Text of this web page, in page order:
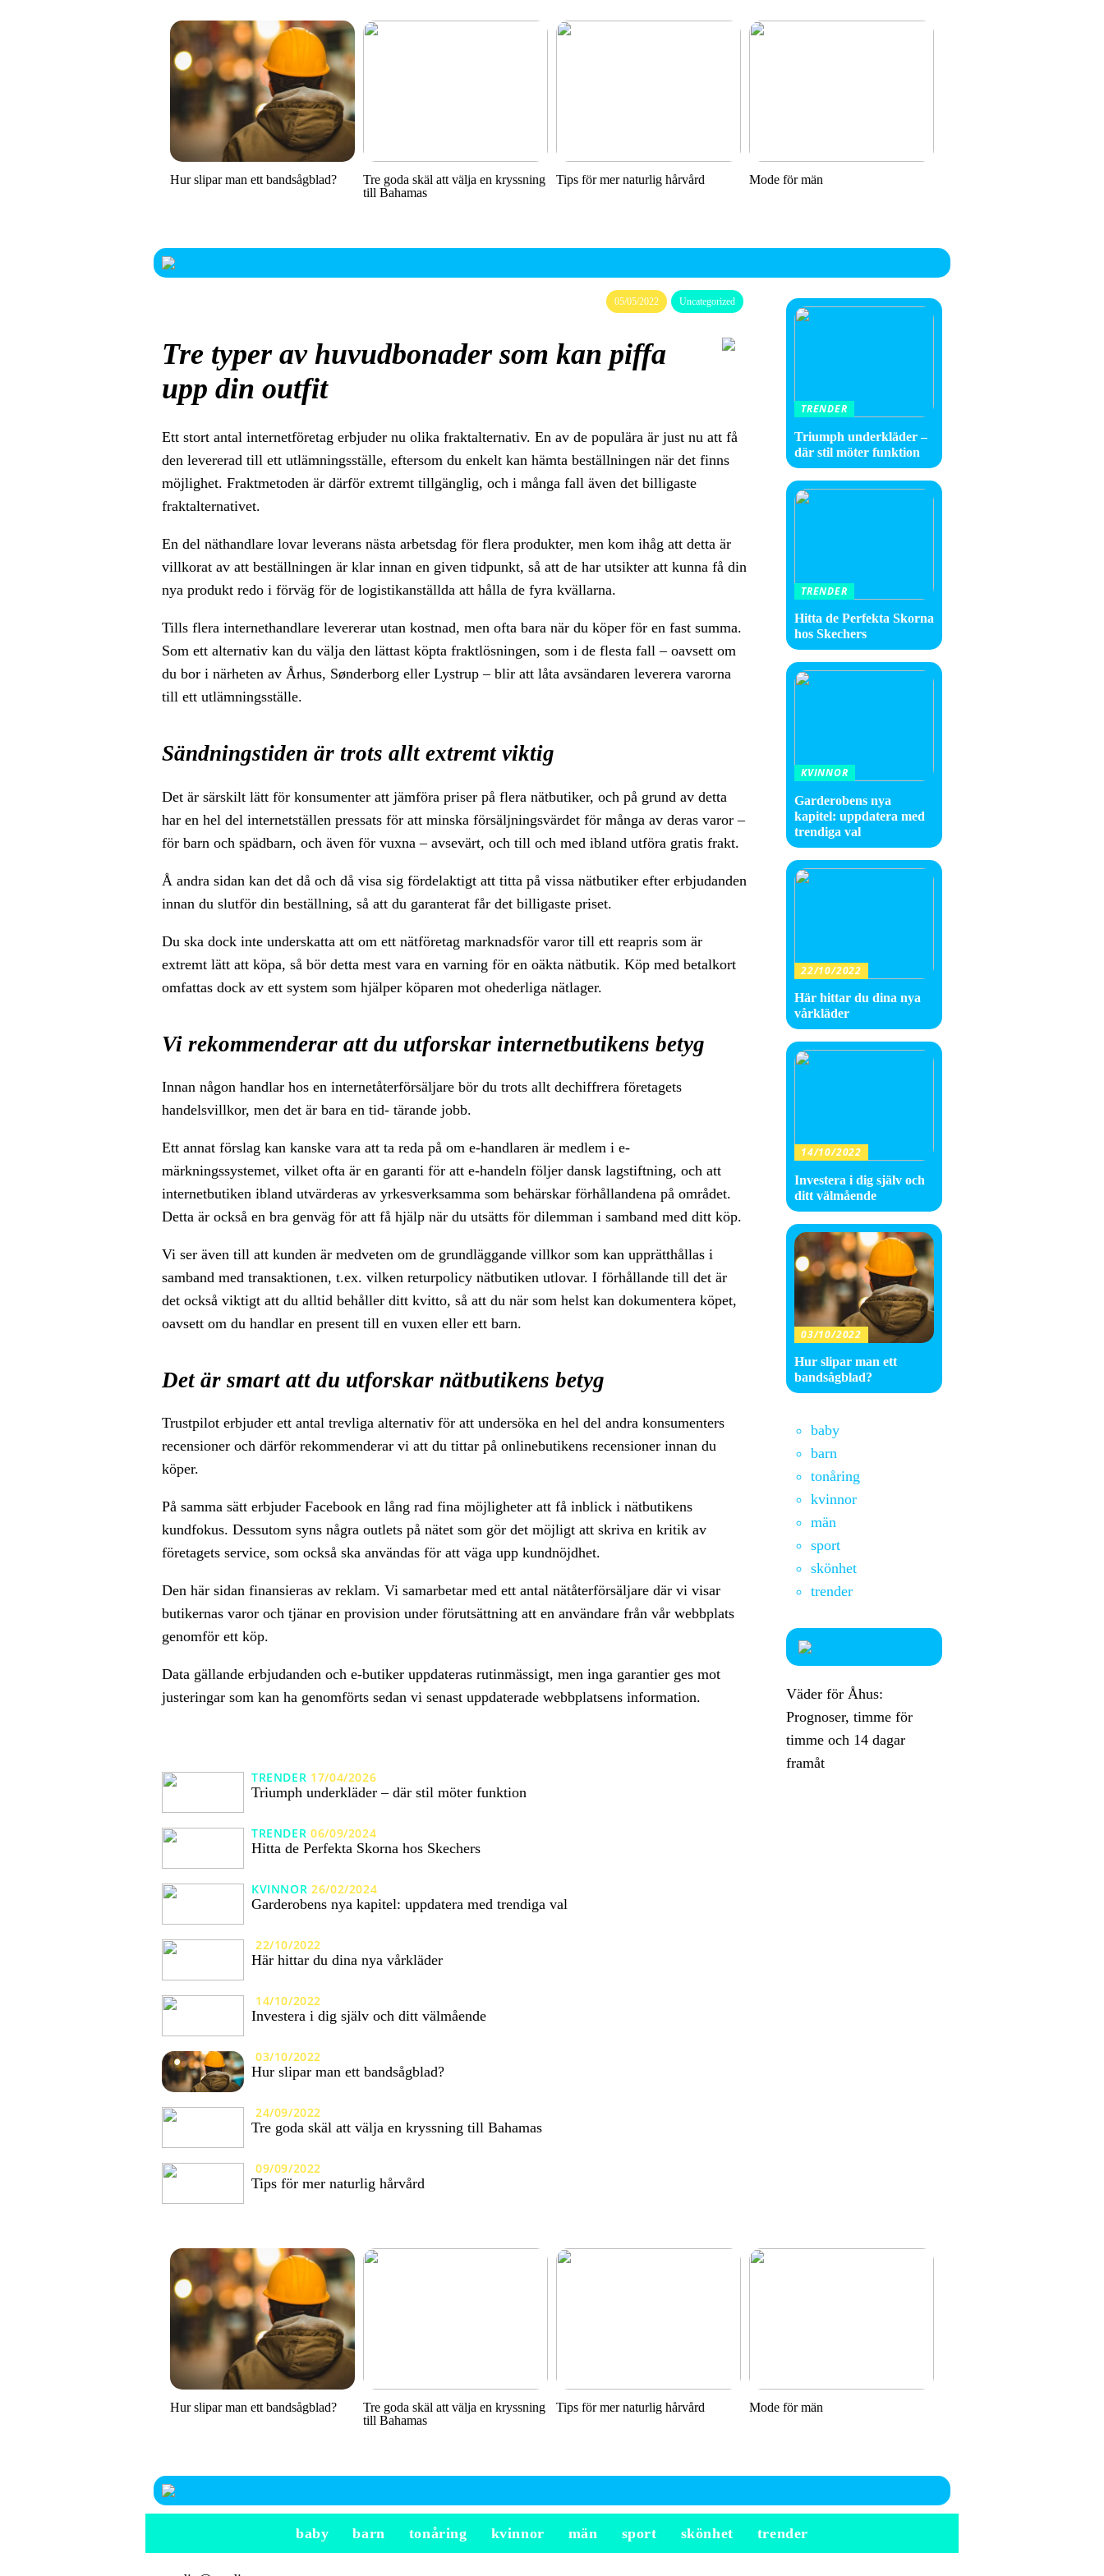
Hur slipar man ett bandsågblad?
Tre goda skäl att välja en kryssning
till Bahamas
Tips för mer naturlig hårvård Mode för män
05/05/2022 Uncategorized
Tre typer av huvudbonader som kan piffa
upp din outfit
Ett stort antal internetföretag erbjuder nu olika fraktalternativ. En av de populära är just nu att få
den levererad till ett utlämningsställe, eftersom du enkelt kan hämta beställningen när det finns
möjlighet. Fraktmetoden är därför extremt tillgänglig, och i många fall även det billigaste
fraktalternativet.
En del näthandlare lovar leverans nästa arbetsdag för flera produkter, men kom ihåg att detta är
villkorat av att beställningen är klar innan en given tidpunkt, så att de har utsikter att kunna få din
nya produkt redo i förväg för de logistikanställda att hålla de fyra kvällarna.
Tills flera internethandlare levererar utan kostnad, men ofta bara när du köper för en fast summa.
Som ett alternativ kan du välja den lättast köpta fraktlösningen, som i de flesta fall – oavsett om
du bor i närheten av Århus, Sønderborg eller Lystrup – blir att låta avsändaren leverera varorna
till ett utlämningsställe.
Sändningstiden är trots allt extremt viktig
Det är särskilt lätt för konsumenter att jämföra priser på flera nätbutiker, och på grund av detta
har en hel del internetställen pressats för att minska försäljningsvärdet för många av deras varor –
för barn och spädbarn, och även för vuxna – avsevärt, och till och med ibland utföra gratis frakt.
Å andra sidan kan det då och då visa sig fördelaktigt att titta på vissa nätbutiker efter erbjudanden
innan du slutför din beställning, så att du garanterat får det billigaste priset.
Du ska dock inte underskatta att om ett nätföretag marknadsför varor till ett reapris som är
extremt lätt att köpa, så bör detta mest vara en varning för en oäkta nätbutik. Köp med betalkort
omfattas dock av ett system som hjälper köparen mot ohederliga nätlager.
Vi rekommenderar att du utforskar internetbutikens betyg
Innan någon handlar hos en internetåterförsäljare bör du trots allt dechiffrera företagets
handelsvillkor, men det är bara en tid- tärande jobb.
Ett annat förslag kan kanske vara att ta reda på om e-handlaren är medlem i e-
märkningssystemet, vilket ofta är en garanti för att e-handeln följer dansk lagstiftning, och att
internetbutiken ibland utvärderas av yrkesverksamma som behärskar förhållandena på området.
Detta är också en bra genväg för att få hjälp när du utsätts för dilemman i samband med ditt köp.
Vi ser även till att kunden är medveten om de grundläggande villkor som kan upprätthållas i
samband med transaktionen, t.ex. vilken returpolicy nätbutiken utlovar. I förhållande till det är
det också viktigt att du alltid behåller ditt kvitto, så att du när som helst kan dokumentera köpet,
oavsett om du handlar en present till en vuxen eller ett barn.
Det är smart att du utforskar nätbutikens betyg
Trustpilot erbjuder ett antal trevliga alternativ för att undersöka en hel del andra konsumenters
recensioner och därför rekommenderar vi att du tittar på onlinebutikens recensioner innan du
köper.
På samma sätt erbjuder Facebook en lång rad fina möjligheter att få inblick i nätbutikens
kundfokus. Dessutom syns några outlets på nätet som gör det möjligt att skriva en kritik av
företagets service, som också ska användas för att väga upp kundnöjdhet.
Den här sidan finansieras av reklam. Vi samarbetar med ett antal nätåterförsäljare där vi visar
butikernas varor och tjänar en provision under förutsättning att en användare från vår webbplats
genomför ett köp.
Data gällande erbjudanden och e-butiker uppdateras rutinmässigt, men inga garantier ges mot
justeringar som kan ha genomförts sedan vi senast uppdaterade webbplatsens information.
TRENDER 17/04/2026
Triumph underkläder – där stil möter funktion
TRENDER 06/09/2024
Hitta de Perfekta Skorna hos Skechers
KVINNOR 26/02/2024
Garderobens nya kapitel: uppdatera med trendiga val
22/10/2022
Här hittar du dina nya vårkläder
14/10/2022
Investera i dig själv och ditt välmående
03/10/2022
Hur slipar man ett bandsågblad?
24/09/2022
Tre goda skäl att välja en kryssning till Bahamas
09/09/2022
Tips för mer naturlig hårvård
TRENDER
Triumph underkläder –
där stil möter funktion
TRENDER
Hitta de Perfekta Skorna
hos Skechers
KVINNOR
Garderobens nya
kapitel: uppdatera med
trendiga val
22/10/2022
Här hittar du dina nya
vårkläder
14/10/2022
Investera i dig själv och
ditt välmående
03/10/2022
Hur slipar man ett
bandsågblad?
baby
barn
tonåring
kvinnor
män
sport
skönhet
trender
Väder för Åhus:
Prognoser, timme för
timme och 14 dagar
framåt
Hur slipar man ett bandsågblad?
Tre goda skäl att välja en kryssning
till Bahamas
Tips för mer naturlig hårvård Mode för män
baby barn tonåring kvinnor män sport skönhet trender